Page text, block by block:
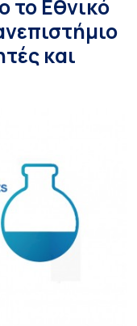
το Εθνικό
και